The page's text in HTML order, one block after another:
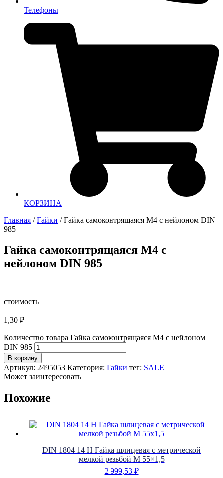
Телефоны
КОРЗИНА
Главная /Гайки / Гайка самоконтрящаяся М4 с нейлоном DIN
985
Гайка самоконтрящаяся М4 с
нейлоном DIN 985
стоимость
1,30 ₽
Количество товара Гайка самоконтрящаяся М4 с нейлоном
DIN 985
В корзину
Артикул: 2495053 Категория: Гайки тег: SALE
Может заинтересовать
Похожие
DIN 1804 14 H Гайка шлицевая с метрической
мелкой резьбой M 55×1,5
2 999,53 ₽